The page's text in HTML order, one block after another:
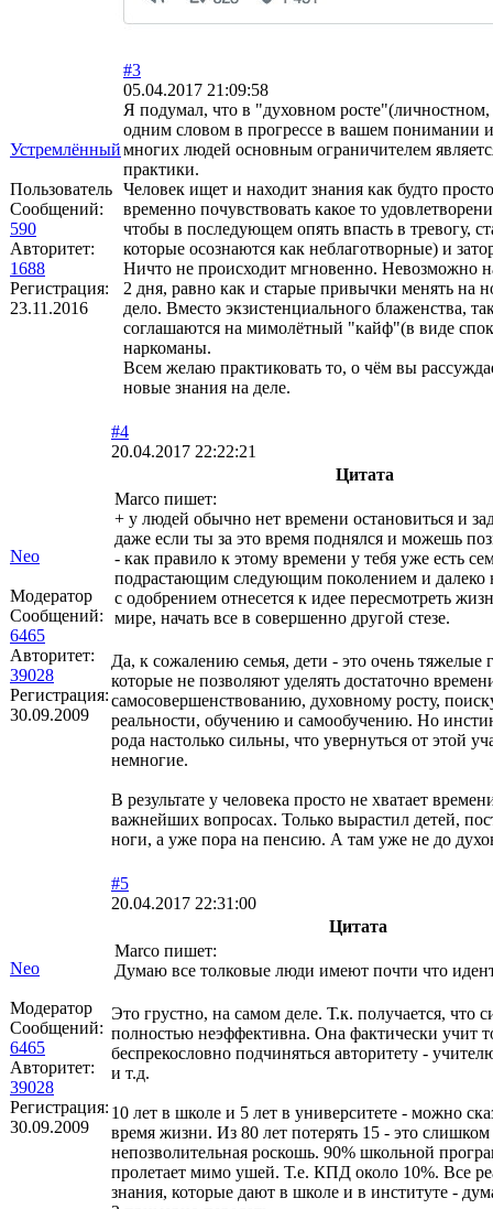
Устремлённый
Пользователь
Сообщений:
590
Авторитет:
1688
Регистрация:
23.11.2016
#3
05.04.2017 21:09:58
Я подумал, что в "духовном росте"(личностном,
одним словом в прогрессе в вашем понимании
многих людей основным ограничителем
практики.
Человек ищет и находит знания как будто
временно почувствовать какое то
чтобы в последующем опять впасть в тревогу,
которые осознаются как неблаготворные) и
Ничто не происходит мгновенно. Невозможно
2 дня, равно как и старые привычки менять на
дело. Вместо экзистенциального блаженства,
соглашаются на мимолётный "кайф"(в виде
наркоманы.
Всем желаю практиковать то, о чём вы
новые знания на деле.
Neo
Модератор
Сообщений:
6465
Авторитет:
39028
Регистрация:
30.09.2009
#4
20.04.2017 22:22:21
Цитата
Marco пишет:
+ у людей обычно нет времени остановиться и
даже если ты за это время поднялся и можешь
- как правило к этому времени у тебя уже есть
подрастающим следующим поколением и далеко
с одобрением отнесется к идее пересмотреть
мире, начать все в совершенно другой стезе.
Да, к сожалению семья, дети - это очень тяжелые
которые не позволяют уделять достаточно
самосовершенствованию, духовному росту,
реальности, обучению и самообучению. Но
рода настолько сильны, что увернуться от этой
немногие.
В результате у человека просто не хватает
важнейших вопросах. Только вырастил детей,
ноги, а уже пора на пенсию. А там уже не до
Neo
Модератор
Сообщений:
6465
Авторитет:
39028
Регистрация:
30.09.2009
#5
20.04.2017 22:31:00
Цитата
Marco пишет:
Думаю все толковые люди имеют почти что
Это грустно, на самом деле. Т.к. получается, что
полностью неэффективна. Она фактически учит
беспрекословно подчиняться авторитету -
и т.д.
10 лет в школе и 5 лет в университете - можно
время жизни. Из 80 лет потерять 15 - это
непозволительная роскошь. 90% школьной
пролетает мимо ушей. Т.е. КПД около 10%. Все
знания, которые дают в школе и в институте -